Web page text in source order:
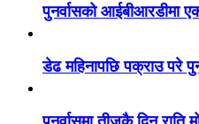
पुनर्वासको आईबीआरडीमा
डेढ महिनापछि पक्राउ परे